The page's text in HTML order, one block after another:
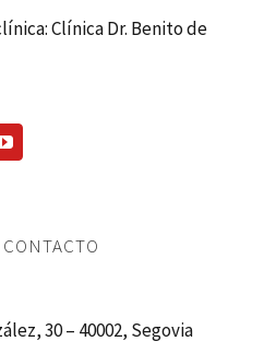
Clínica Dr. Benito de
30 – 40002, Segovia